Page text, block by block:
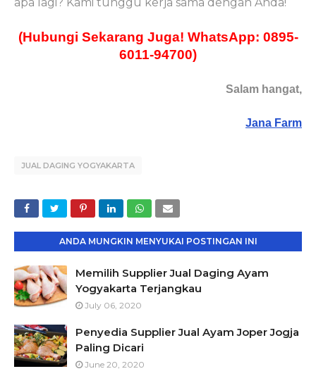
(Hubungi Sekarang Juga! WhatsApp: 0895-
6011-94700)
Salam hangat,
Jana Farm
JUAL DAGING YOGYAKARTA
ANDA MUNGKIN MENYUKAI POSTINGAN INI
Memilih Supplier Jual Daging Ayam
Yogyakarta Terjangkau
July 06, 2020
Penyedia Supplier Jual Ayam Joper Jogja
Paling Dicari
June 20, 2020